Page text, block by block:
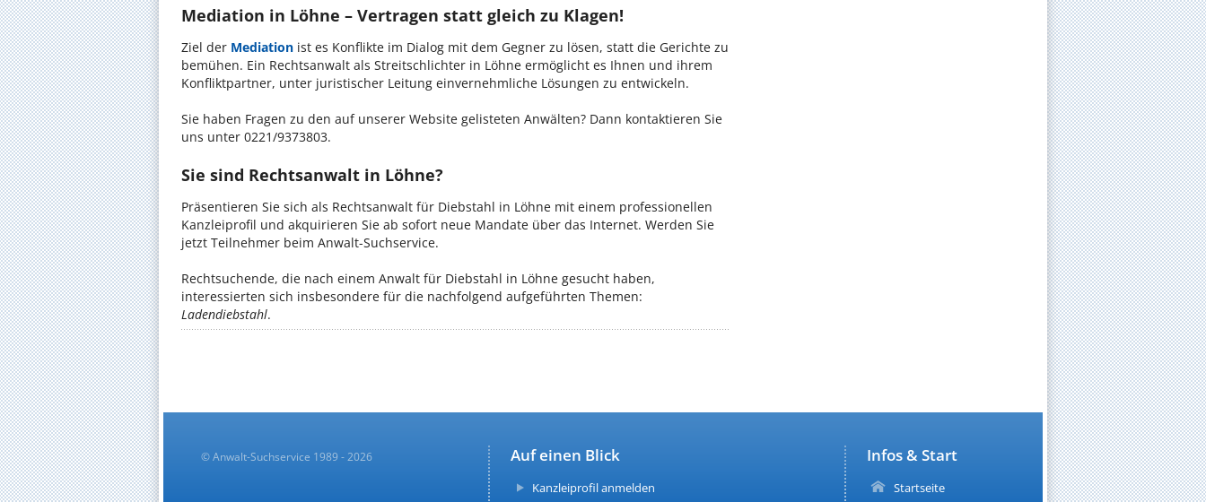
Mediation in Löhne – Vertragen statt gleich zu Klagen!
Ziel der Mediation ist es Konflikte im Dialog mit dem Gegner zu lösen, statt die Gerichte zu
bemühen. Ein Rechtsanwalt als Streitschlichter in Löhne ermöglicht es Ihnen und ihrem
Konfliktpartner, unter juristischer Leitung einvernehmliche Lösungen zu entwickeln.
Sie haben Fragen zu den auf unserer Website gelisteten Anwälten? Dann kontaktieren Sie
uns unter 0221/9373803.
Sie sind Rechtsanwalt in Löhne?
Präsentieren Sie sich als Rechtsanwalt für Diebstahl in Löhne mit einem professionellen
Kanzleiprofil und akquirieren Sie ab sofort neue Mandate über das Internet. Werden Sie
jetzt Teilnehmer beim Anwalt-Suchservice.
Rechtsuchende, die nach einem Anwalt für Diebstahl in Löhne gesucht haben,
interessierten sich insbesondere für die nachfolgend aufgeführten Themen:
Ladendiebstahl.
Infos & Start
Startseite
Auf einen Blick
Kanzleiprofil anmelden
© Anwalt-Suchservice 1989 - 2026